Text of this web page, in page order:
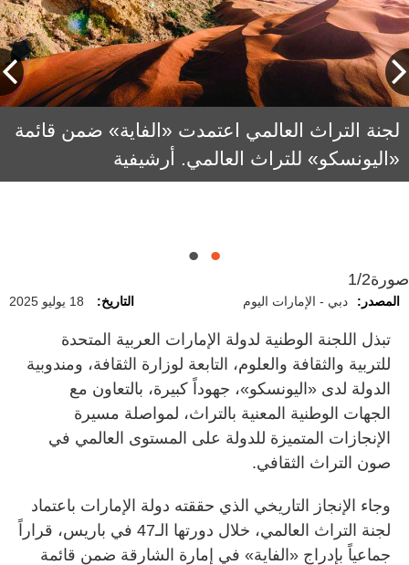
لجنة التراث العالمي اعتمدت «الفاية» ضمن قائمة
«اليونسكو» للتراث العالمي. أرشيفية
سالم القاسمي: القيمة العالمية الاستثنائية التي
يتمتع بها موقع «الفاية» تكمن في كونه سجلاً حياً
وممتداً لأحد أقدم أشكال الاستيطان البشري في
صورة1/2
المصدر: دبي - الإمارات اليوم التاريخ: 18 يوليو 2025
تبذل اللجنة الوطنية لدولة الإمارات العربية المتحدة
للتربية والثقافة والعلوم، التابعة لوزارة الثقافة، ومندوبية
الدولة لدى «اليونسكو»، جهوداً كبيرة، بالتعاون مع
الجهات الوطنية المعنية بالتراث، لمواصلة مسيرة
الإنجازات المتميزة للدولة على المستوى العالمي في
صون التراث الثقافي.
وجاء الإنجاز التاريخي الذي حققته دولة الإمارات باعتماد
لجنة التراث العالمي، خلال دورتها الـ47 في باريس، قراراً
جماعياً بإدراج «الفاية» في إمارة الشارقة ضمن قائمة